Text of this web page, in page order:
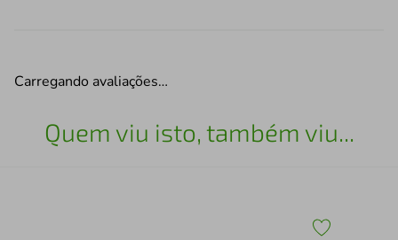
Carregando avaliações…
Quem viu isto, também viu...